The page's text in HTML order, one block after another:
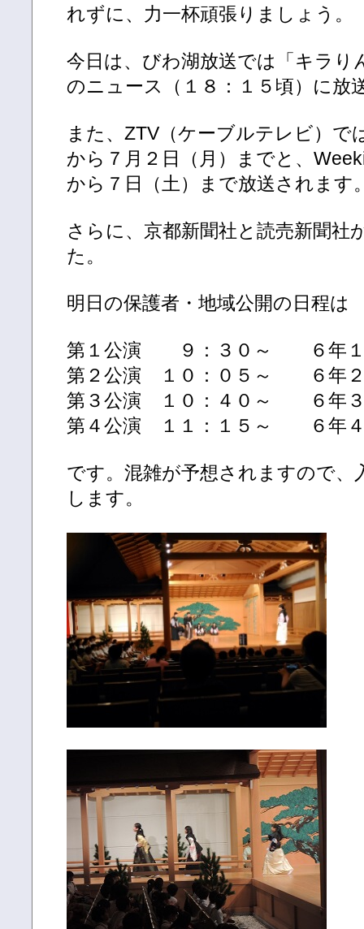
れずに、力一杯頑張りましょう。
今日は、びわ湖放送では「キラ
のニュース（１８：１５頃）に放
また、ZTV（ケーブルテレビ）で
から７月２日（月）までと、
から７日（土）まで放送されます
さらに、京都新聞社と読売新聞社
た。
明日の保護者・地域公開の日程は
第１公演 ９：３０～ ６年
第２公演 １０：０５～ ６年
第３公演 １０：４０～ ６年
第４公演 １１：１５～ ６年
です。混雑が予想されますので、
します。